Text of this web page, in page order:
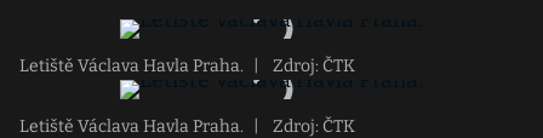
Letiště Václava Havla Praha. Zdroj: ČTK
Letiště Václava Havla Praha. Zdroj: ČTK